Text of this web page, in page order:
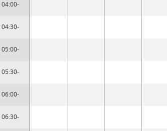
04:00-
04:30-
05:00-
05:30-
06:00-
06:30-